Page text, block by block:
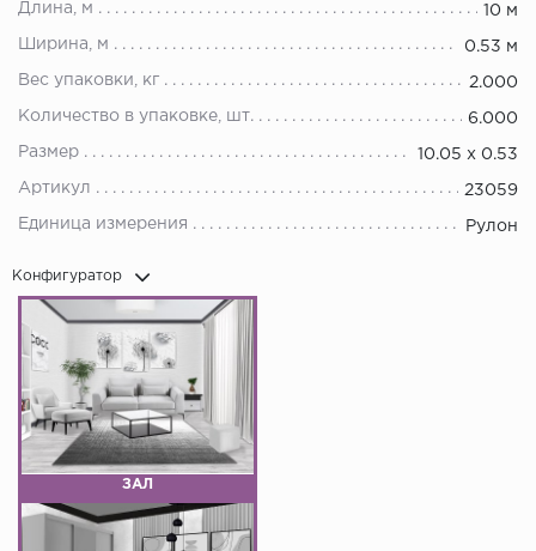
Длина, м 10 м
Ширина, м 0.53 м
Вес упаковки, кг 2.000
Количество в упаковке, шт. 6.000
Размер 10.05 х 0.53
Артикул 23059
Единица измерения Рулон
Конфигуратор
ЗАЛ